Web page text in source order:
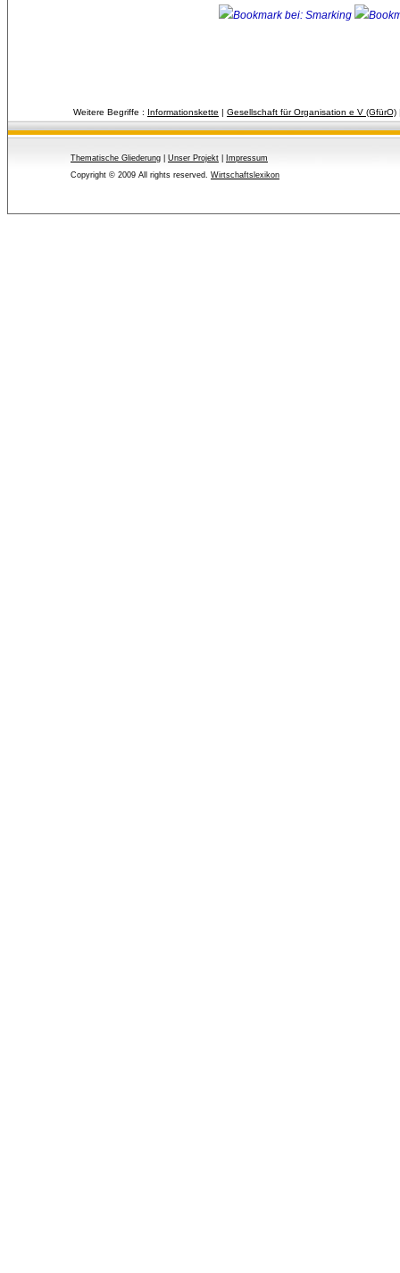
Weitere Begriffe : Informationskette | Gesellschaft für Organisation e V (GfürO)
Thematische Gliederung Unser Projekt
Impressum
Copyright © 2009 All rights reserved. Wirtschaftslexikon